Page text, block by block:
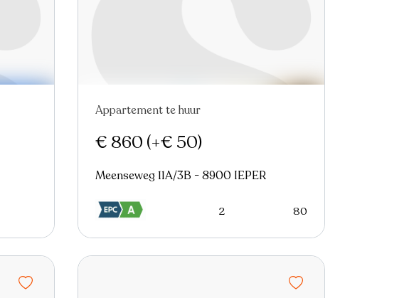
Nieuw
Appartement te huur
€ 860 (+€ 50)
Meenseweg 11A/3B - 8900 IEPER
2 80